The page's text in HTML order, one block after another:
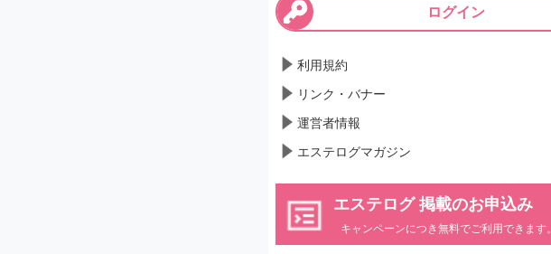
ログイン
利用規約
リンク・バナー
運営者情報
エステログマガジン
エステログ 掲載のお申込み
キャンペーンにつき無料でご利用できます。